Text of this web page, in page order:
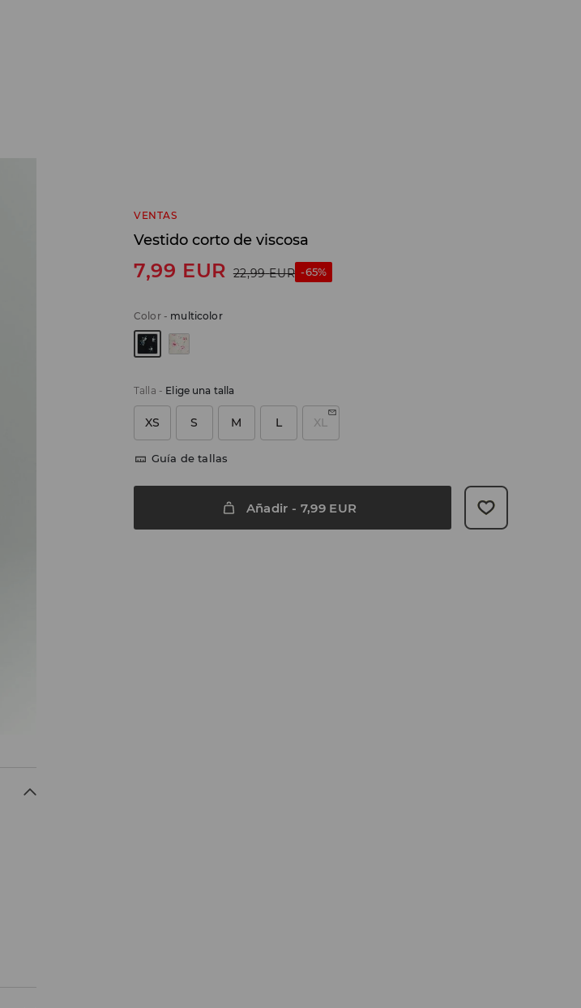
VENTAS
Vestido corto de viscosa
7,99 EUR 22,99 EUR -65%
Color- multicolor
Talla - Elige una talla
XS S M L XL
Guía de tallas
Añadir - 7,99 EUR